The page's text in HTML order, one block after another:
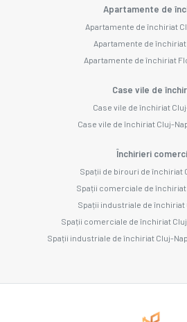
Apartamente de
Apartamente de închiriat
Apartamente de
Apartamente de închiriat
Case vile de
Case vile de închiriat
Case vile de închiriat Cluj-
Închirieri
Spații de birouri de închiriat
Spații comerciale de închiriat
Spații industriale de închiriat
Spații comerciale de închiriat
Spații industriale de închiriat Cluj-